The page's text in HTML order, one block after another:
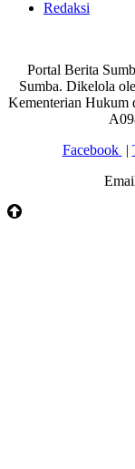
Redaksi
Portal Berita
Sumba. Dikelola
Kementerian Hukum
Facebook |